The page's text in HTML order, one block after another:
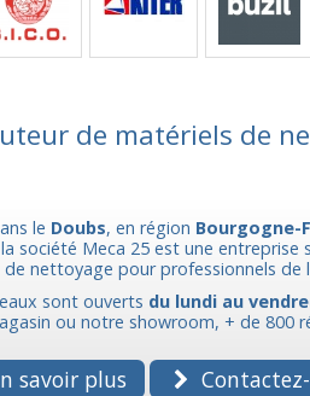
de matériels de
le Doubs, en région Bourgogne-
société Meca 25 est une
nettoyage pour professionnels de
sont ouverts du lundi au
ou notre showroom, + de 800
savoir plus